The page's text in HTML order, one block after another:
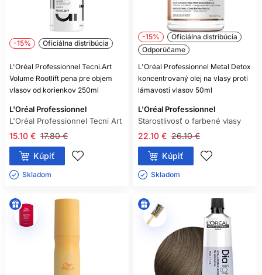
-15% Oficiálna distribúcia
L'Oréal Professionnel Tecni.Art
Volume Rootlift pena pre objem
vlasov od korienkov 250ml
L'Oréal Professionnel
L'Oréal Professionnel Tecni Art
17.80 €
15.10 €
Kúpiť
Skladom ㅤ
-15%
Oficiálna distribúcia
Odporúčame
L'Oréal Professionnel Metal Detox
koncentrovaný olej na vlasy proti
lámavosti vlasov 50ml
L'Oréal Professionnel
Starostlivosť o farbené vlasy
26.10 €
22.10 €
Kúpiť
Skladom ㅤ